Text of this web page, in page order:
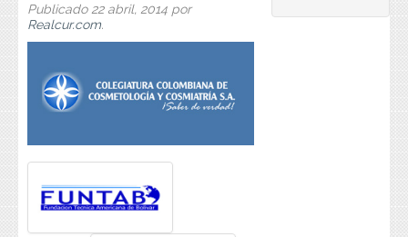
Publicado22 abril, 2014 por
Realcur.com.